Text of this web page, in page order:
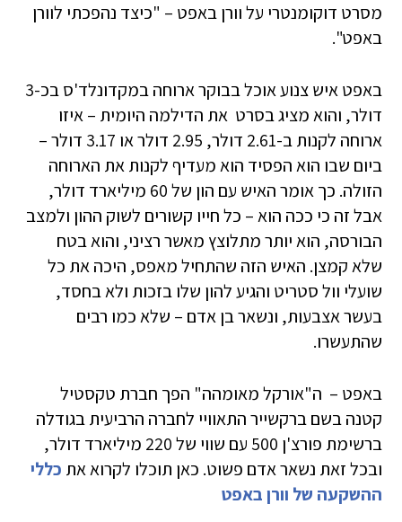
מסרט דוקומנטרי על וורן באפט – "כיצד נהפכתי לוורן
באפט".
באפט איש צנוע אוכל בבוקר ארוחה במקדונלד'ס בכ-3
דולר, והוא מציג בסרט את הדילמה היומית – איזו
ארוחה לקנות ב-2.61 דולר, 2.95 דולר או 3.17 דולר –
ביום שבו הוא הפסיד הוא מעדיף לקנות את הארוחה
הזולה. כך אומר האיש עם הון של 60 מיליארד דולר,
אבל זה כי ככה הוא – כל חייו קשורים לשוק ההון ולמצב
הבורסה, הוא יותר מתלוצץ מאשר רציני, והוא בטח
שלא קמצן. האיש הזה שהתחיל מאפס, היכה את כל
שועלי וול סטריט והגיע להון שלו בזכות ולא בחסד,
בעשר אצבעות, ונשאר בן אדם – שלא כמו רבים
שהתעשרו.
באפט – ה"אורקל מאומהה" הפך חברת טקסטיל
קטנה בשם ברקשייר התאוויי לחברה הרביעית בגודלה
ברשימת פורצ'ן 500 עם שווי של 220 מיליארד דולר,
ובכל זאת נשאר אדם פשוט. כאן תוכלו לקרוא את כללי
ההשקעה של וורן באפט